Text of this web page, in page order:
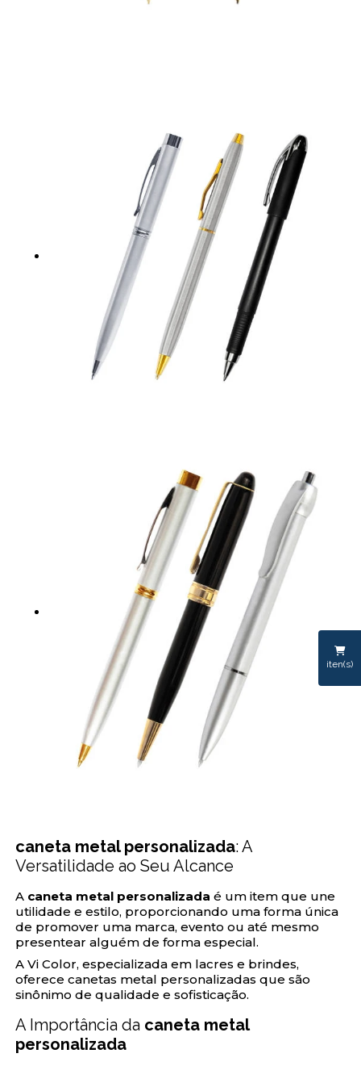
iten(s)
caneta metal personalizada: A
Versatilidade ao Seu Alcance
A caneta metal personalizada é um item que une
utilidade e estilo, proporcionando uma forma única
de promover uma marca, evento ou até mesmo
presentear alguém de forma especial.
A Vi Color, especializada em lacres e brindes,
oferece canetas metal personalizadas que são
sinônimo de qualidade e sofisticação.
A Importância da caneta metal
personalizada